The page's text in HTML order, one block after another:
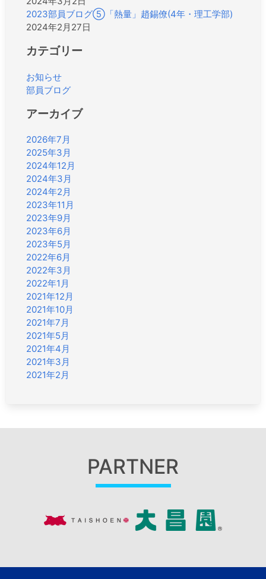
2023部員ブログ⑤「熱量」趙錫僚(4年・理工学部)
2024年2月27日
カテゴリー
お知らせ
部員ブログ
アーカイブ
2026年7月
2025年3月
2024年12月
2024年3月
2024年2月
2023年11月
2023年9月
2023年6月
2023年5月
2022年6月
2022年3月
2022年1月
2021年12月
2021年10月
2021年7月
2021年5月
2021年4月
2021年3月
2021年2月
PARTNER